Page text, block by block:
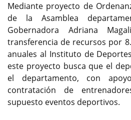
Mediante proyecto de
de la Asamblea
Gobernadora Adriana
transferencia de recursos por
anuales al Instituto de Deportes
este proyecto busca que el
el departamento, con
contratación de
supuesto eventos deportivos.